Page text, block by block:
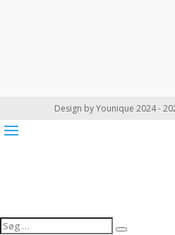
Design by Younique 2024 -